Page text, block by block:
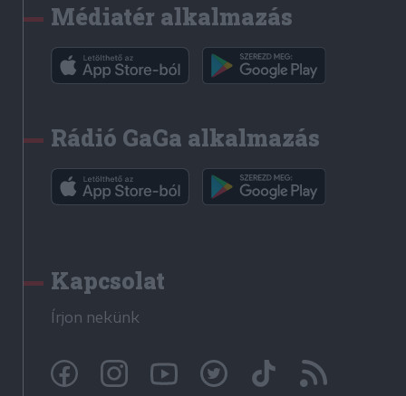
Médiatér alkalmazás
Rádió GaGa alkalmazás
Kapcsolat
Írjon nekünk